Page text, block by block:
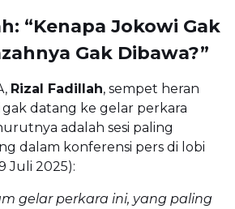
“Kenapa Jokowi Gak
Gak Dibawa?”
Rizal Fadillah, sempet heran
gak datang ke gelar perkara
adalah sesi paling
dalam konferensi pers di lobi
Juli 2025):
gelar perkara ini, yang paling